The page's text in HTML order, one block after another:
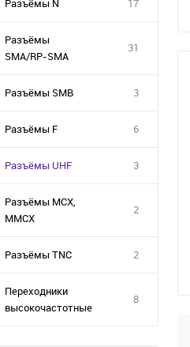
Разъёмы N 17
Разъёмы
SMA/RP-SMA
31
Разъёмы SMB 3
Разъёмы F 6
Разъёмы UHF 3
Разъёмы MCX,
MMCX
2
Разъёмы TNC 2
Переходники
высокочастотные
8